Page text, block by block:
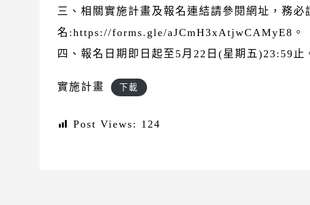
三、相關實施計畫及報名連結請參閱網址，務必
名:https://forms.gle/aJCmH3xAtjwCAMyE8。
四、報名日期即日起至5月22日(星期五)23:59止
實施計畫 下載
Post Views: 124